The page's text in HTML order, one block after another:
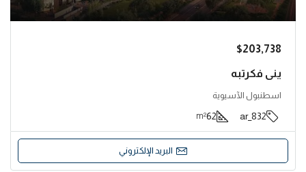
$203,738
يني فكرتبه
اسطنبول الآسيوية
832_ar
62
m²
البريد الإلكتروني